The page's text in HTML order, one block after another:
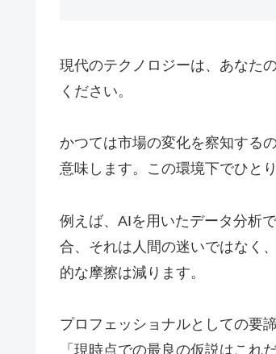
現代のテクノロジーは、あなた
ください。
かつては市場の変化を察知する
意味します。この環境下でひと
例えば、AIを用いたデータ分析
合、それは人間の迷いではなく
的な摩擦は減ります。
プロフェッショナルとしての要
「現時点での最良の仮説はこ